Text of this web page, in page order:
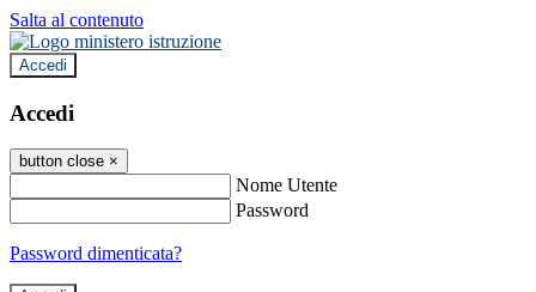
Salta al contenuto
Accedi
Accedi
button close ×
Nome Utente
Password
Password dimenticata?